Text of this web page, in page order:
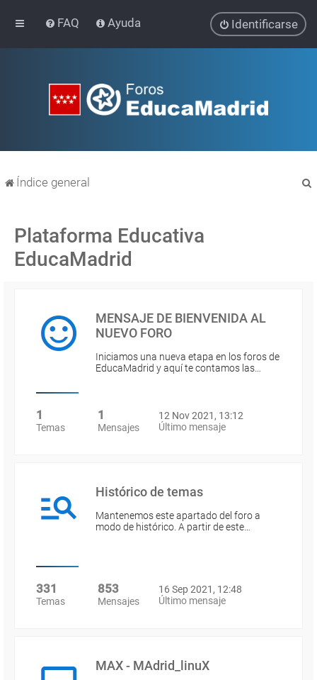
FAQ Ayuda Identificarse
Índice general
Plataforma Educativa
EducaMadrid
MENSAJE DE BIENVENIDA AL
NUEVO FORO
Iniciamos una nueva etapa en los foros de
EducaMadrid y aquí te contamos las…
1
Temas
1
Mensajes
12 Nov 2021, 13:12
Último mensaje
Histórico de temas
Mantenemos este apartado del foro a
modo de histórico. A partir de este…
331
Temas
853
Mensajes
16 Sep 2021, 12:48
Último mensaje
MAX - MAdrid_linuX